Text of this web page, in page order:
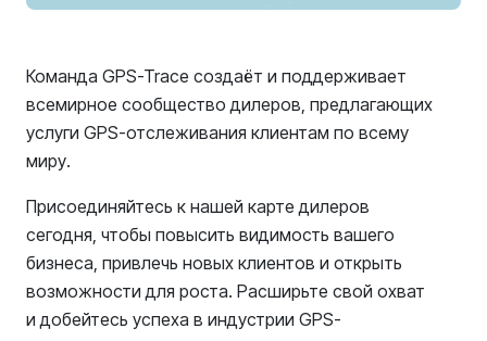
Команда GPS-Trace создаёт и поддерживает
всемирное сообщество дилеров, предлагающих
услуги GPS-отслеживания клиентам по всему
миру.
Присоединяйтесь к нашей карте дилеров
сегодня, чтобы повысить видимость вашего
бизнеса, привлечь новых клиентов и открыть
возможности для роста. Расширьте свой охват
и добейтесь успеха в индустрии GPS-